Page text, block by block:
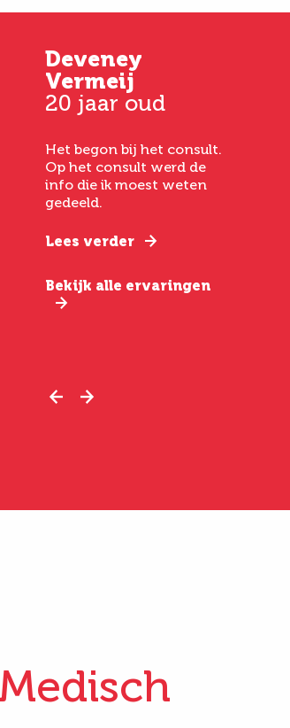
Deveney
Vermeij
20 jaar oud
Het begon bij het consult.
Op het consult werd de
info die ik moest weten
gedeeld.
Lees verder
Bekijk alle ervaringen
nazorg